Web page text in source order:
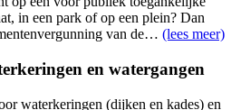
in een park of op een plein? Dan
van de… (lees meer)
en watergangen
waterkeringen (dijken en kades) en